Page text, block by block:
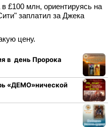
£100 млн, ориентируясь на
заплатил за Джека
цену.
в день Пророка
«ДЕМО»нической